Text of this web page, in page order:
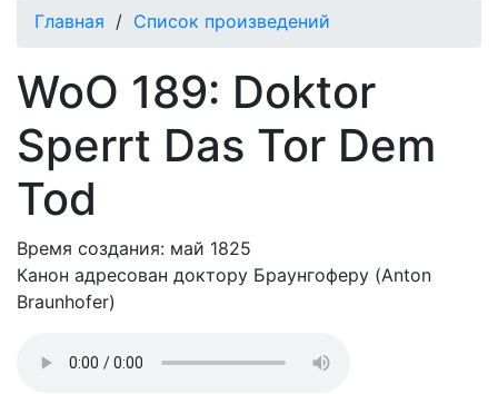
Главная / Список произведений
WoO 189: Doktor
Sperrt Das Tor Dem
Tod
Время создания: май 1825
Канон адресован доктору Браунгоферу (Anton
Braunhofer)